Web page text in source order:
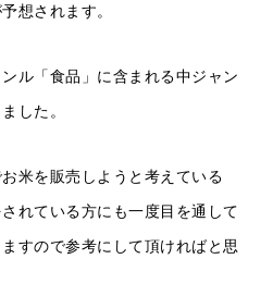
想されます。
ル「食品」に含まれる中ジャン
した。
米を販売しようと考えている
れている方にも一度目を通して
すので参考にして頂ければと思